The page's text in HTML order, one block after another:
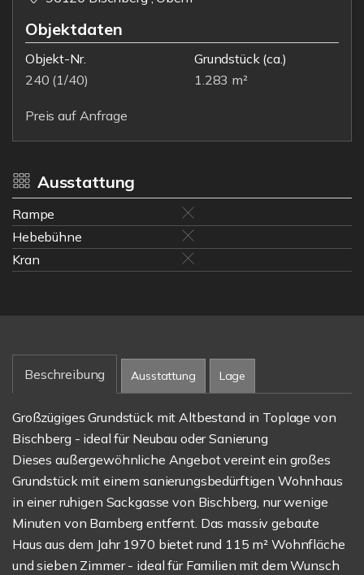
Objektdaten
Objekt-Nr.
240 (1/40)
Grundstück(ca.)
1.283 m²
Preis auf Anfrage
Ausstattung
Rampe
Hebebühne
Kran
Beschreibung Ausstattung Lage
Großzügiges Grundstück mit Altbestand in Toplage von
Bischberg - ideal für Neubau oder Sanierung
Dieses außergewöhnliche Angebot vereint ein großes
Grundstück mit einem sanierungsbedürftigen Wohnhaus
in einer ruhigen Sackgasse von Bischberg, nur wenige
Minuten von Bamberg entfernt. Das massiv gebaute
Haus aus dem Jahr 1970 bietet rund 115 m² Wohnfläche
und sieben Zimmer - ideal für Familien mit dem Wunsch